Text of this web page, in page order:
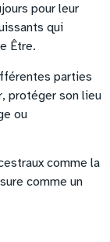
pour leur
qui
Être.
parties
protéger son lieu
ou
comme la
comme un